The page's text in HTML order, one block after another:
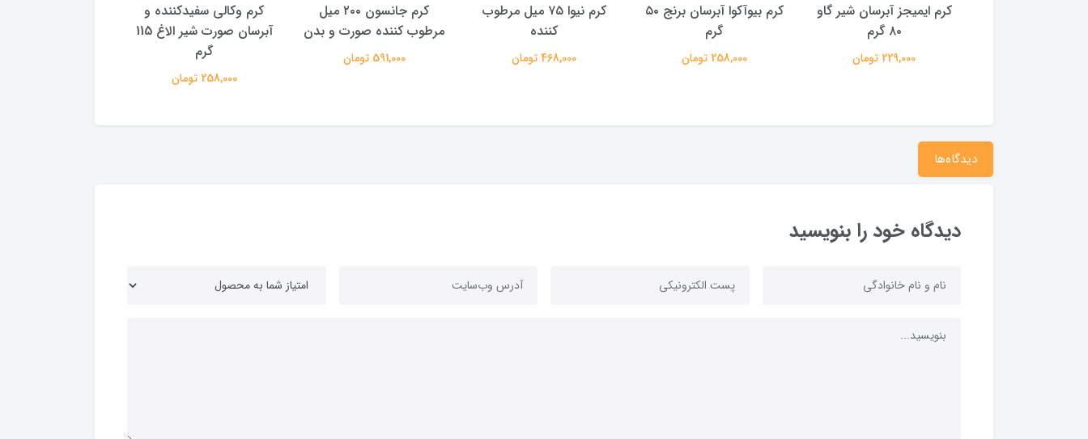
کرم ایمیجز آبرسان شیر گاو
۸۰ گرم
229,000 تومان
کرم بیوآکوا آبرسان برنج ۵۰
گرم
258,000 تومان
کرم نیوا ۷۵ میل مرطوب
کننده
468,000 تومان
کرم جانسون ۲۰۰ میل
مرطوب کننده صورت و بدن
591,000 تومان
کرم وکالی سفیدکننده و
آبرسان صورت شیر الاغ 115
گرم
258,000 تومان
دیدگاه‌ها
دیدگاه خود را بنویسید